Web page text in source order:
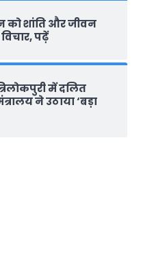
को शांति और जीवन
पढ़ें
में दलित
ने उठाया ‘बड़ा